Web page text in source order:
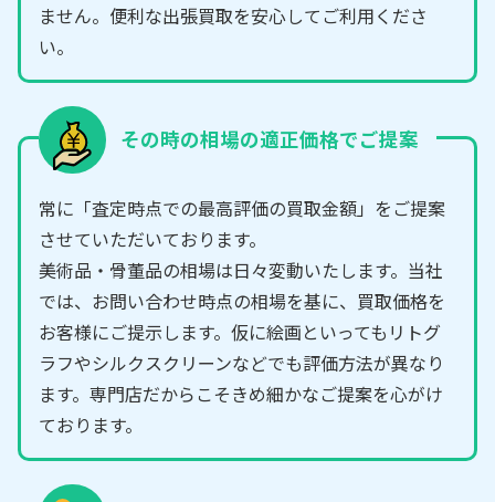
ません。便利な出張買取を安心してご利用くださ
い。
その時の相場の適正価格でご提案
常に「査定時点での最高評価の買取金額」をご提案
させていただいております。
美術品・骨董品の相場は日々変動いたします。当社
では、お問い合わせ時点の相場を基に、買取価格を
お客様にご提示します。仮に絵画といってもリトグ
ラフやシルクスクリーンなどでも評価方法が異なり
ます。専門店だからこそきめ細かなご提案を心がけ
ております。